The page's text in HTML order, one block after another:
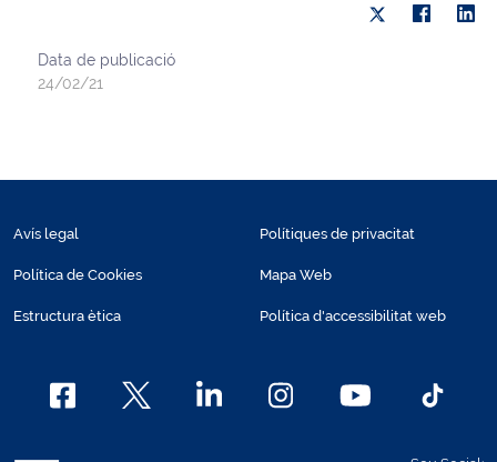
Data de publicació
24/02/21
Avís legal
Política de Cookies
Estructura ètica
Polítiques de privacitat
Mapa Web
Política d'accessibilitat web